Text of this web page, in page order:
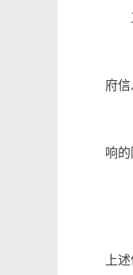
府信
响的
上